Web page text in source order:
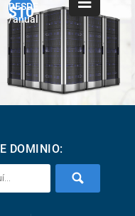
DESDE
$10
/anual
DOMINIO: